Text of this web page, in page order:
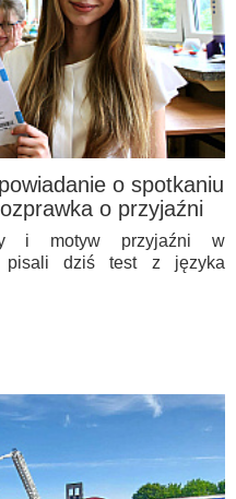
o spotkaniu
o przyjaźni
i motyw przyjaźni w
pisali dziś test z języka